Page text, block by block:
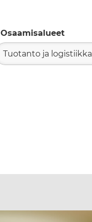
Osaamisalueet
Tuotanto ja logistiikka